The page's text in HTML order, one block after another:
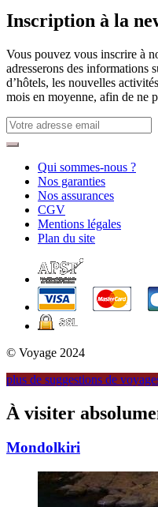
Inscription à la
Vous pouvez vous inscrire à
adresserons des informations
d’hôtels, les nouvelles
mois en moyenne, afin de ne
Qui sommes-nous ?
Nos garanties
Nos assurances
CGV
Mentions légales
Plan du site
© Voyage 2024
plus de suggestions de
À visiter
Mondolkiri